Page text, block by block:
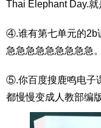
Thai Elephant Day.
④.谁有第七单元的2b
急急急急急急急急急。
⑤.你百度搜鹿鸣电子
都慢慢变成人教部编